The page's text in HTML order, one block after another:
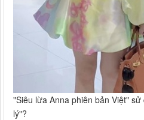
"Siêu lừa Anna phiên bản Việt"
lý"?